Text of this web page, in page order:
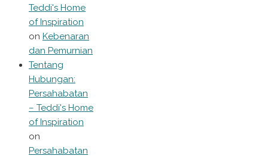
Teddi's Home
of Inspiration
on Kebenaran
dan Pemurnian
Tentang
Hubungan:
Persahabatan
– Teddi's Home
of Inspiration
on
Persahabatan